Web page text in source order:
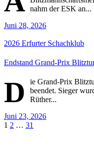
nahm der ESK an...
Juni 28, 2026
2026 Erfurter Schachklub
Endstand Grand-Prix
D
ie Grand-Prix
beendet. Sieger
Rüther...
Juni 23, 2026
1 2 … 31